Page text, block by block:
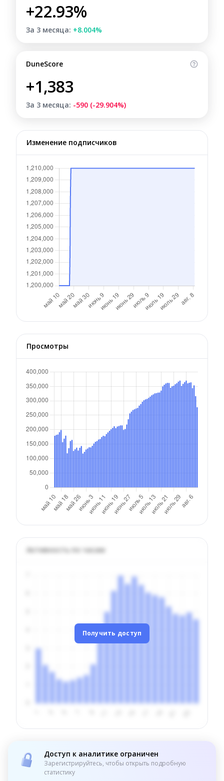
+22.93%
За 3 месяца: +8.004%
DuneScore
+1,383
За 3 месяца: -590 (-29.904%)
Изменение подписчиков
Просмотры
Активность по часам
Получить доступ
Доступ к аналитике ограничен
Зарегистрируйтесь, чтобы открыть подробную
статистику